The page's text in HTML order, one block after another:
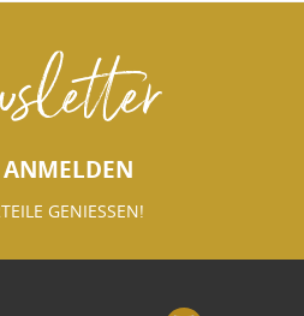
ANMELDEN
GENIESSEN!